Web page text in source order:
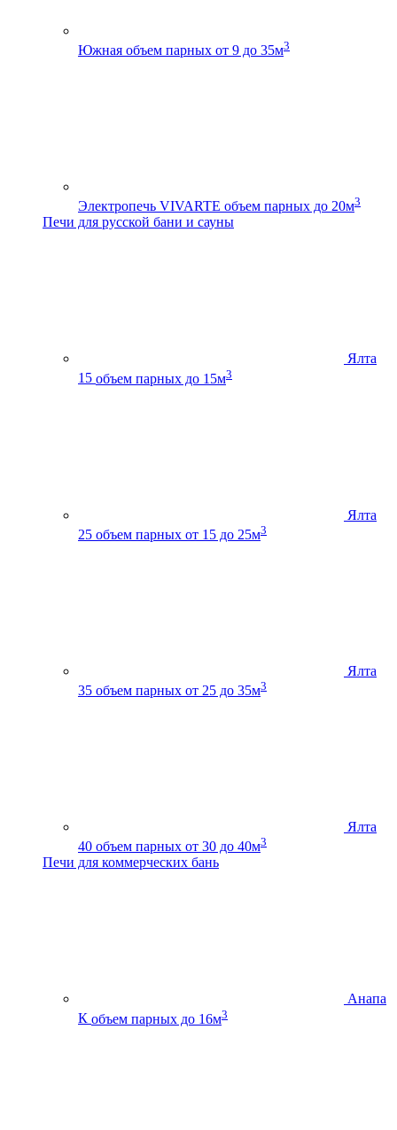
Южная объем парных от 9 до 35м3
Электропечь VIVARTE объем парных до 20м3
Печи для русской бани и сауны
Ялта
15 объем парных до 15м3
Ялта
25 объем парных от 15 до 25м3
Ялта
35 объем парных от 25 до 35м3
Ялта
40 объем парных от 30 до 40м3
Печи для коммерческих бань
Анапа
К объем парных до 16м3